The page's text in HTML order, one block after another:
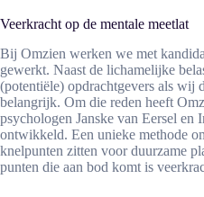
Veerkracht op de mentale meetlat
Bij Omzien werken we met
gewerkt. Naast de lichamelijke
(potentiële) opdrachtgevers als wij
belangrijk. Om die reden heeft
psychologen Janske van Eersel en
ontwikkeld. Een unieke methode
knelpunten zitten voor duurzame
punten die aan bod komt is